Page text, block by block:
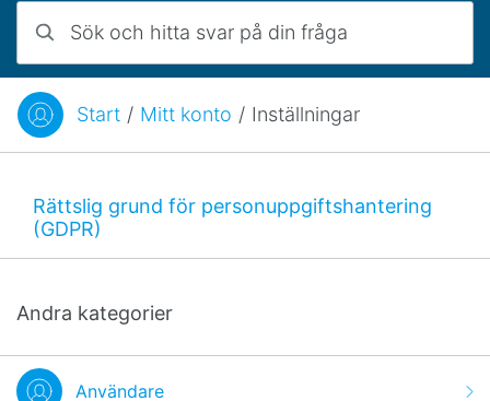
Du är här:Start / Mitt konto / Inställningar
Rättslig grund för personuppgiftshantering
(GDPR)
Andra kategorier
Användare